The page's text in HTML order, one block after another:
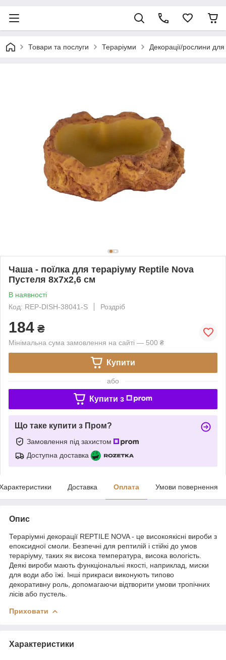
Товари та послуги Тераріуми Декорації/рослини
Чаша - поїлка для тераріуму Reptile Nova
Пустеля 8x7x2,6 см
В наявності
Код: REP-DISH-38041-S
Роздріб
184 ₴
Мінімальна сума замовлення на сайті — 500 ₴
Купити
або
Купити з
Що таке купити з Пром?
Замовлення під захистом
Доступна доставка
Доставка Оплата Умови повернення
Опис
Тераріумні декорації REPTILE NOVA - це високоякісні вироби з
епоксидної смоли. Безпечні для рептилій і стійкі до умов
тераріуму, таких як висока температура, висока вологість.
Деякі вироби мають функціональні якості, наприклад, миски
для води або їжі. Інші прикраси виконують типово
декоративну роль, допомагаючи відтворити умови тропічних
лісів або пустель.
Приховати
Характеристики